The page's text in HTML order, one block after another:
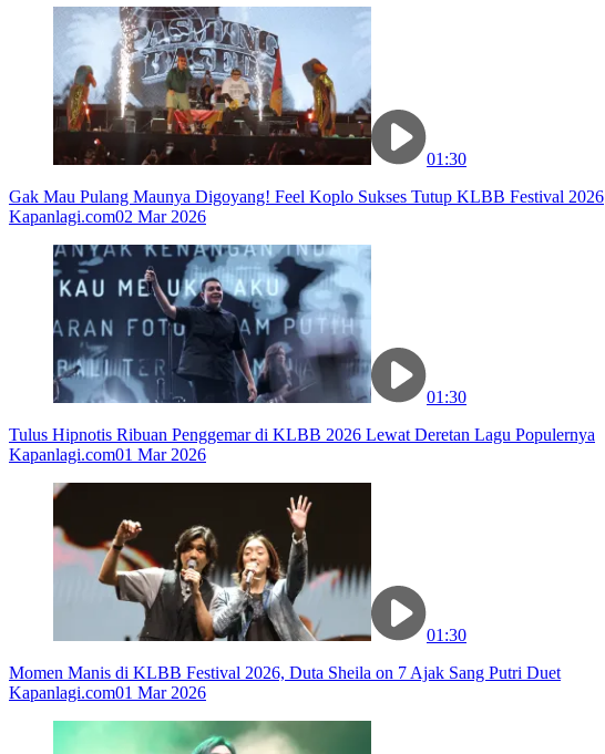
01:30
Gak Mau Pulang Maunya Digoyang! Feel Koplo Sukses Tutup KLBB Festival 2026
Kapanlagi.com02 Mar 2026
01:30
Tulus Hipnotis Ribuan Penggemar di KLBB 2026 Lewat Deretan Lagu Populernya
Kapanlagi.com01 Mar 2026
01:30
Momen Manis di KLBB Festival 2026, Duta Sheila on 7 Ajak Sang Putri Duet
Kapanlagi.com01 Mar 2026